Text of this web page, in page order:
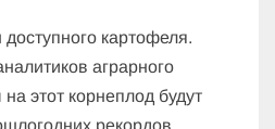
картофеля.
аграрного
этот корнеплод будут
рекордов.